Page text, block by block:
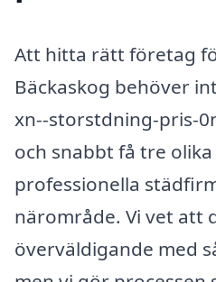
Att hitta rätt företag
Bäckaskog behöver
xn--storstdning-pris-
och snabbt få tre
professionella
närområde. Vi vet att
överväldigande med